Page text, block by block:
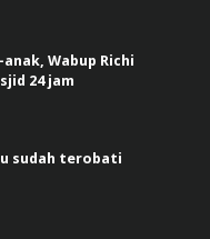
Wabup Richi
24 jam
sudah terobati